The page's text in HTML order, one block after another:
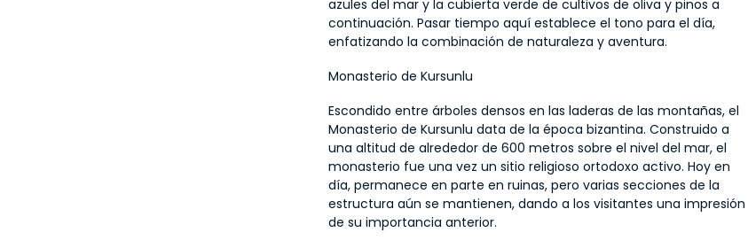
azules del mar y la cubierta verde de cultivos de oliva y pinos a
continuación. Pasar tiempo aquí establece el tono para el día,
enfatizando la combinación de naturaleza y aventura.
Monasterio de Kursunlu
Escondido entre árboles densos en las laderas de las montañas, el
Monasterio de Kursunlu data de la época bizantina. Construido a
una altitud de alrededor de 600 metros sobre el nivel del mar, el
monasterio fue una vez un sitio religioso ortodoxo activo. Hoy en
día, permanece en parte en ruinas, pero varias secciones de la
estructura aún se mantienen, dando a los visitantes una impresión
de su importancia anterior.